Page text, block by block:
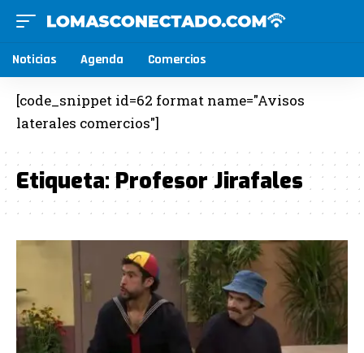
Noticias Agenda Comercios
[code_snippet id=62 format name="Avisos
laterales comercios"]
Etiqueta:Profesor Jirafales